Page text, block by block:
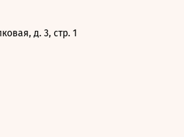
д. 3, стр. 1